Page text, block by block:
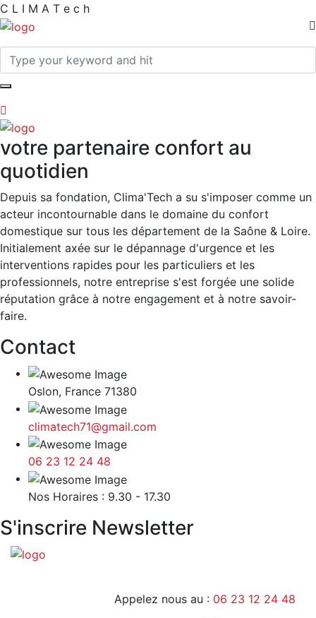
C L I M A T e c h
votre partenaire confort au
quotidien
Depuis sa fondation, Clima'Tech a su s'imposer comme un
acteur incontournable dans le domaine du confort
domestique sur tous les département de la Saône & Loire.
Initialement axée sur le dépannage d'urgence et les
interventions rapides pour les particuliers et les
professionnels, notre entreprise s'est forgée une solide
réputation grâce à notre engagement et à notre savoir-
faire.
Contact
Oslon, France 71380
climatech71@gmail.com
06 23 12 24 48
Nos Horaires : 9.30 - 17.30
S'inscrire Newsletter
Appelez nous au : 06 23 12 24 48